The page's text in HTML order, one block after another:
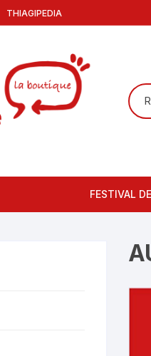
THIAGIPEDIA
FESTIVAL